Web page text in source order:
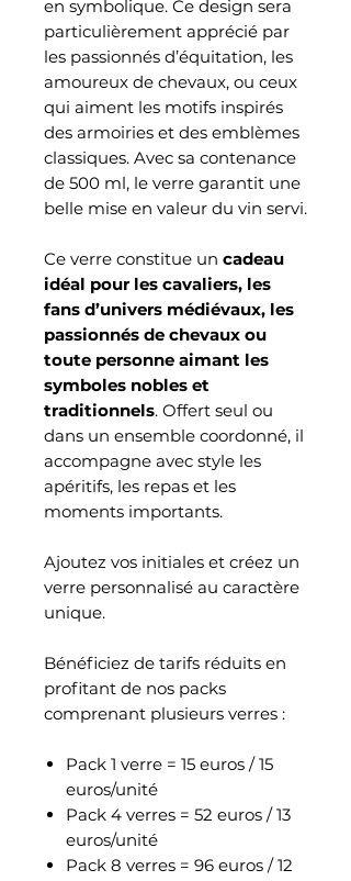
en symbolique. Ce design sera
particulièrement apprécié par
les passionnés d’équitation, les
amoureux de chevaux, ou ceux
qui aiment les motifs inspirés
des armoiries et des emblèmes
classiques. Avec sa contenance
de 500 ml, le verre garantit une
belle mise en valeur du vin servi.
Ce verre constitue un cadeau
idéal pour les cavaliers, les
fans d’univers médiévaux, les
passionnés de chevaux ou
toute personne aimant les
symboles nobles et
traditionnels. Offert seul ou
dans un ensemble coordonné, il
accompagne avec style les
apéritifs, les repas et les
moments importants.
Ajoutez vos initiales et créez un
verre personnalisé au caractère
unique.
Bénéficiez de tarifs réduits en
profitant de nos packs
comprenant plusieurs verres :
Pack 1 verre = 15 euros / 15
euros/unité
Pack 4 verres = 52 euros / 13
euros/unité
Pack 8 verres = 96 euros / 12